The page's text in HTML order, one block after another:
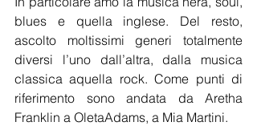
blues e quella inglese. Del resto,
ascolto moltissimi generi totalmente
diversi l’uno dall’altra, dalla musica
classica aquella rock. Come punti di
riferimento sono andata da Aretha
Franklin a OletaAdams, a Mia Martini.